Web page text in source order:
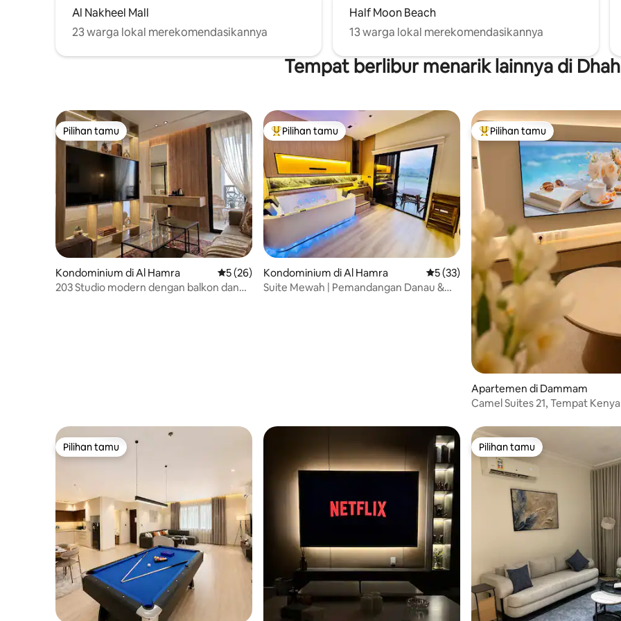
Al Nakheel Mall
23 warga lokal merekomendasikannya
Half Moon Beach
13 warga lokal merekomendasikannya
Tempat berlibur menarik lainnya di
Pilihan tamu
Pilihan tamu
Kondominium di Al Hamra Nilai rata-rata 5 dari 5, 26 ulasan
5 (26)
203 Studio modern dengan balkon dan
Pilihan tamu terpopuler
Pilihan tamu
Kondominium di Al Hamra Nilai rata-rata 5 dari 5, 33 ulasan
5 (33)
Suite Mewah | Pemandangan Danau &
Pilihan tamu terpopuler
Pilihan tamu
Apartemen di Dammam
Camel Suites 21, Tempat
Pilihan tamu
Pilihan tamu Pilihan tamu
Pilihan tamu